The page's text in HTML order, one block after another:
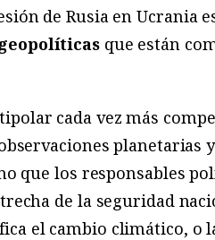
de Rusia en Ucrania
que están
cada vez más
planetarias
que los responsables
de la seguridad
el cambio climático, o